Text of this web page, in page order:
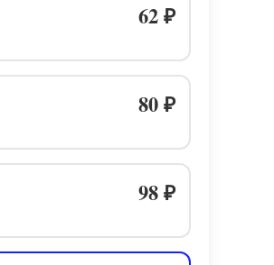
62 ₽
80 ₽
98 ₽